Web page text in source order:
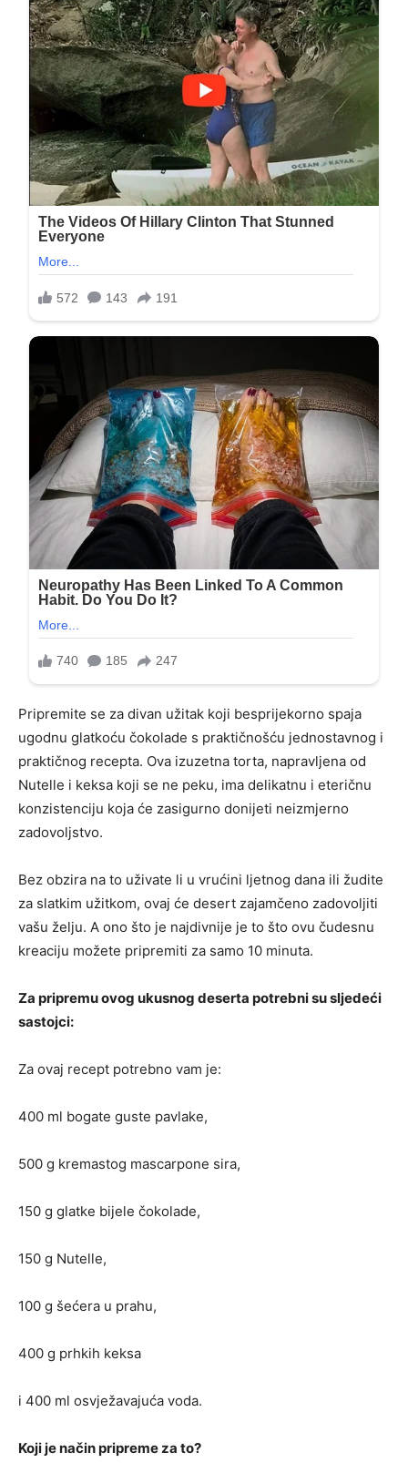
Pripremite se za divan užitak koji besprijekorno spaja
ugodnu glatkoću čokolade s praktičnošću jednostavnog i
praktičnog recepta. Ova izuzetna torta, napravljena od
Nutelle i keksa koji se ne peku, ima delikatnu i eteričnu
konzistenciju koja će zasigurno donijeti neizmjerno
zadovoljstvo.
Bez obzira na to uživate li u vrućini ljetnog dana ili žudite
za slatkim užitkom, ovaj će desert zajamčeno zadovoljiti
vašu želju. A ono što je najdivnije je to što ovu čudesnu
kreaciju možete pripremiti za samo 10 minuta.
Za pripremu ovog ukusnog deserta potrebni su sljedeći
sastojci:
Za ovaj recept potrebno vam je:
400 ml bogate guste pavlake,
500 g kremastog mascarpone sira,
150 g glatke bijele čokolade,
150 g Nutelle,
100 g šećera u prahu,
400 g prhkih keksa
i 400 ml osvježavajuća voda.
Koji je način pripreme za to?